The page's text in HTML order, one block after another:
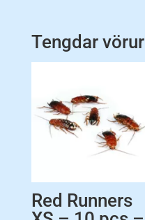
Tengdar vörur
Red Runners